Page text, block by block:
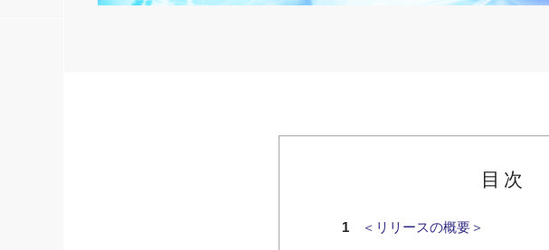
目次
＜リリースの概要＞